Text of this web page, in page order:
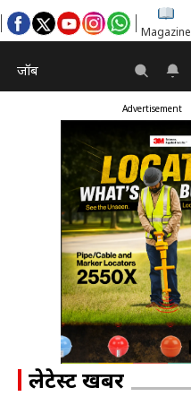
Magazine
जॉब
Advertisement
लेटेस्ट खबरें